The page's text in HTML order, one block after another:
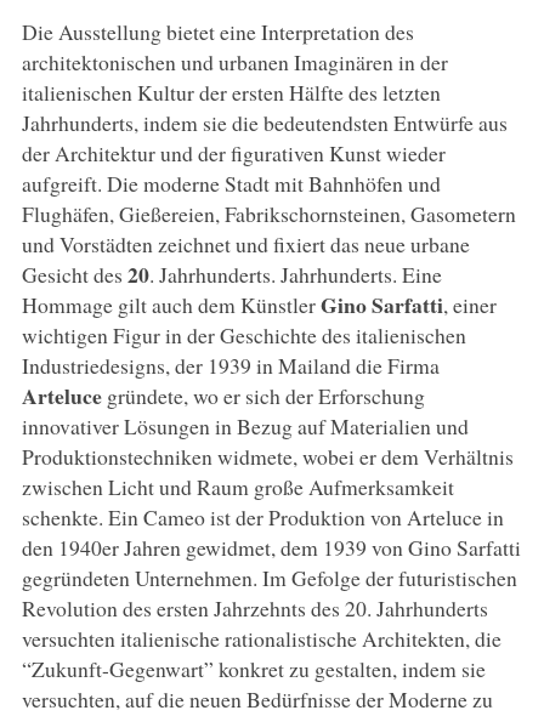
Die Ausstellung bietet eine Interpretation des
architektonischen und urbanen Imaginären in der
italienischen Kultur der ersten Hälfte des letzten
Jahrhunderts, indem sie die bedeutendsten Entwürfe aus
der Architektur und der figurativen Kunst wieder
aufgreift. Die moderne Stadt mit Bahnhöfen und
Flughäfen, Gießereien, Fabrikschornsteinen, Gasometern
und Vorstädten zeichnet und fixiert das neue urbane
Gesicht des 20. Jahrhunderts. Jahrhunderts. Eine
Hommage gilt auch dem KünstlerGino Sarfatti, einer
wichtigen Figur in der Geschichte des italienischen
Industriedesigns, der 1939 in Mailand die Firma
Artelucegründete, wo er sich der Erforschung
innovativer Lösungen in Bezug auf Materialien und
Produktionstechniken widmete, wobei er dem Verhältnis
zwischen Licht und Raum große Aufmerksamkeit
schenkte. Ein Cameo ist der Produktion von Arteluce in
den 1940er Jahren gewidmet, dem 1939 von Gino Sarfatti
gegründeten Unternehmen. Im Gefolge der futuristischen
Revolution des ersten Jahrzehnts des 20. Jahrhunderts
versuchten italienische rationalistische Architekten, die
“Zukunft-Gegenwart” konkret zu gestalten, indem sie
versuchten, auf die neuen Bedürfnisse der Moderne zu